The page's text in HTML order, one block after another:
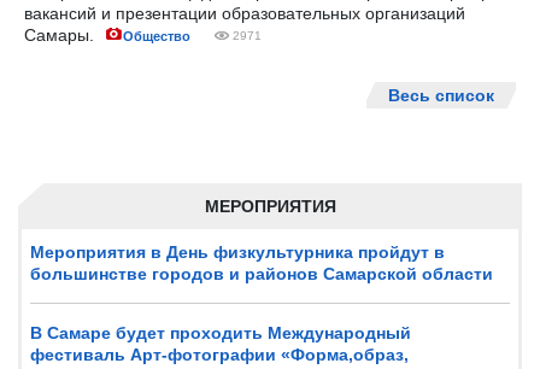
МЕРОПРИЯТИЯ
Мероприятия в День физкультурника пройдут в
большинстве городов и районов Самарской области
В Самаре будет проходить Международный
фестиваль Арт-фотографии «Форма,образ,
вакансий и презентации образовательных организаций
Самары.
Общество 2971
Весь список